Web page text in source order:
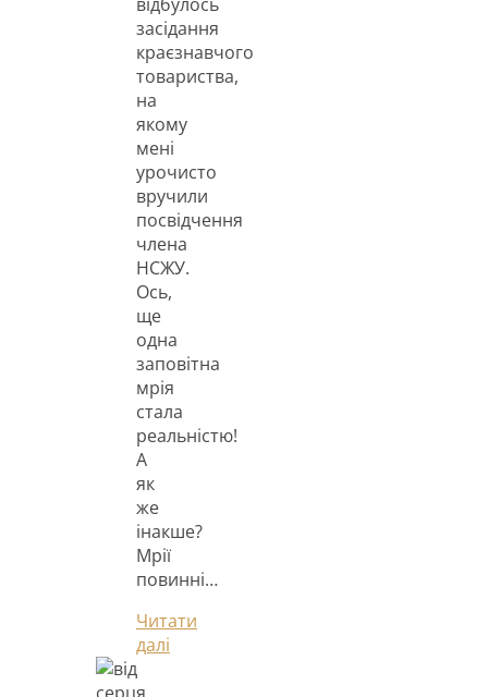
засідання
краєзнавчого
товариства,
на
якому
мені
урочисто
вручили
посвідчення
члена
НСЖУ.
Ось,
ще
одна
заповітна
мрія
стала
реальністю!
А
як
же
інакше?
Мрії
повинні…
Читати
далі